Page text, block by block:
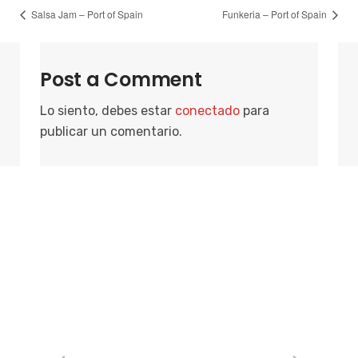
Salsa Jam – Port of Spain Funkeria – Port of Spain
Post a Comment
Lo siento, debes estar conectado para
publicar un comentario.